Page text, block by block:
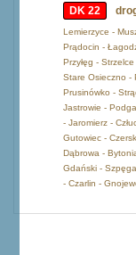
DK 22
Lemierzyce -
Prądocin -
Przyłęg -
Stare Osieczno -
Prusinówko -
Jastrowie -
- Jaromierz -
Gutowiec -
Dąbrowa -
Gdański -
- Czarlin -